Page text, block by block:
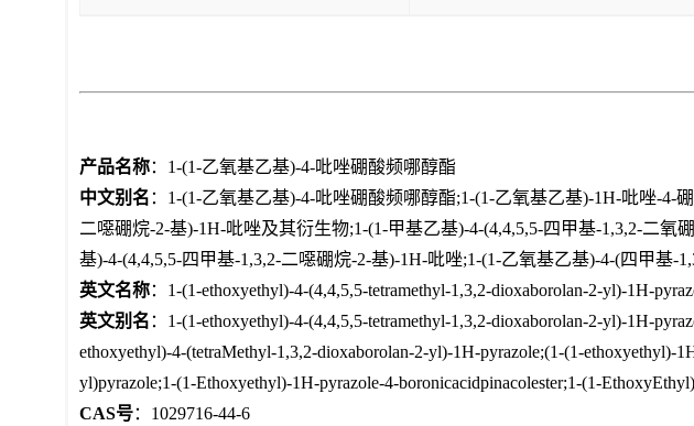
产品名称：1-(1-乙氧基乙基)-4-吡唑硼酸频哪醇酯
中文别名 ：1-(1-乙氧基乙基)-4-吡唑硼酸频哪醇酯;1-(1-乙氧基乙基)-1H-吡唑-4-
二噁硼烷-2-基)-1H-吡唑及其衍生物;1-(1-甲基乙基)-4-(4,4,5,5-四甲基-1,3,2-二
基)-4-(4,4,5,5-四甲基-1,3,2-二噁硼烷-2-基)-1H-吡唑;1-(1-乙氧基乙基)-4-(四甲基-
英文名称：1-(1-ethoxyethyl)-4-(4,4,5,5-tetramethyl-1,3,2-dioxaborolan-2-yl)-1H-
英文别名 ：1-(1-ethoxyethyl)-4-(4,4,5,5-tetramethyl-1,3,2-dioxaborolan-2-yl)-1H-
ethoxyethyl)-4-(tetraMethyl-1,3,2-dioxaborolan-2-yl)-1H-pyrazole;(1-(1-ethoxyethyl)-
yl)pyrazole;1-(1-Ethoxyethyl)-1H-pyrazole-4-boronicacidpinacolester;1-(1-
CAS号：1029716-44-6